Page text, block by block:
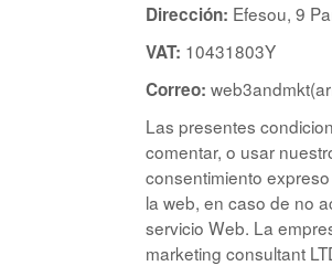
Dirección: Efesou, 9
VAT: 10431803Y
Correo:
Las presentes
comentar, o usar
consentimiento
la web, en caso de no
servicio Web. La
marketing consultant